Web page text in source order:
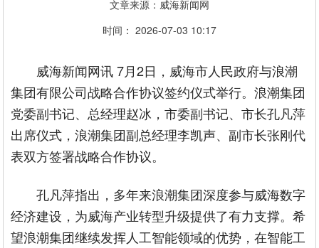
文章来源：威海新闻网
时间： 2026-07-03 10:17
威海新闻网讯 7月2日，威海市人民政府与浪潮
集团有限公司战略合作协议签约仪式举行。浪潮集团
党委副书记、总经理赵冰，市委副书记、市长孔凡萍
出席仪式，浪潮集团副总经理李凯声、副市长张刚代
表双方签署战略合作协议。
孔凡萍指出，多年来浪潮集团深度参与威海数字
经济建设，为威海产业转型升级提供了有力支撑。希
望浪潮集团继续发挥人工智能领域的优势，在智能工